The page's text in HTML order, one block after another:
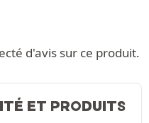
d'avis sur ce produit.
ET PRODUITS